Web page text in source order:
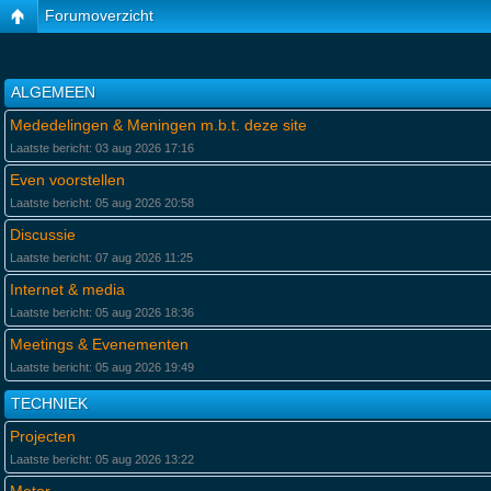
Forumoverzicht
ALGEMEEN
Mededelingen & Meningen m.b.t. deze site
Laatste bericht: 03 aug 2026 17:16
Even voorstellen
Laatste bericht: 05 aug 2026 20:58
Discussie
Laatste bericht: 07 aug 2026 11:25
Internet & media
Laatste bericht: 05 aug 2026 18:36
Meetings & Evenementen
Laatste bericht: 05 aug 2026 19:49
TECHNIEK
Projecten
Laatste bericht: 05 aug 2026 13:22